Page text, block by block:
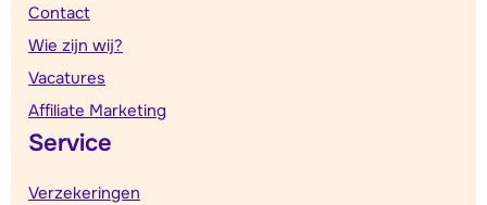
Contact
Wie zijn wij?
Vacatures
Affiliate Marketing
Service
Verzekeringen